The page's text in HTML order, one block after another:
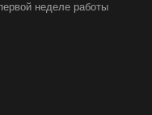
неделе работы